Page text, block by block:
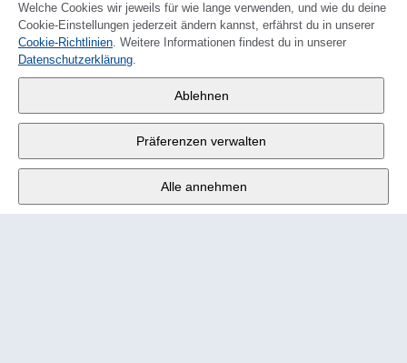
FRANÇAIS
Fabrikstrasse 10, 3176 Neuenegg
Mo - Fr 9:00 - 12:00 Uhr
Tel. +4131 377 21 11
Welche Cookies wir jeweils für wie lange verwenden, und wie du deine
Cookie-Einstellungen jederzeit ändern kannst, erfährst du in unserer
Cookie-Richtlinien. Weitere Informationen findest du in unserer
Datenschutzerklärung.
Ablehnen
Präferenzen verwalten
Alle annehmen